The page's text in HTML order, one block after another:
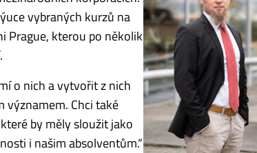
vybraných kurzů na
Prague, kterou po několik
o nich a vytvořit z nich
Chci také
by měly sloužit jako
i našim absolventům.“